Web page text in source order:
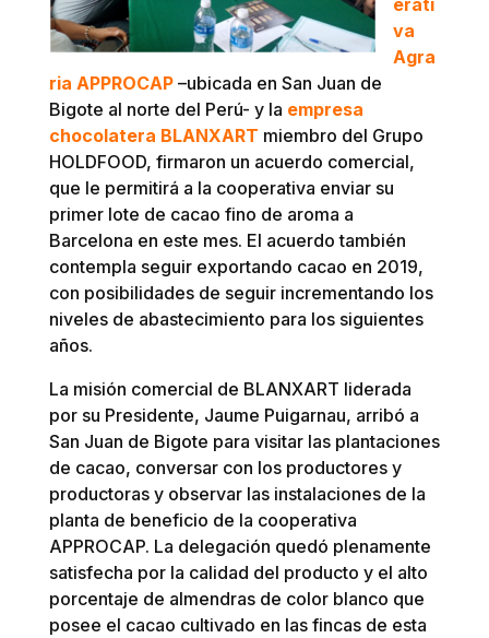
erati
va
Agra
ria APPROCAP–ubicada en San Juan de
Bigote al norte del Perú- y la empresa
chocolatera BLANXART miembro del Grupo
HOLDFOOD, firmaron un acuerdo comercial,
que le permitirá a la cooperativa enviar su
primer lote de cacao fino de aroma a
Barcelona en este mes. El acuerdo también
contempla seguir exportando cacao en 2019,
con posibilidades de seguir incrementando los
niveles de abastecimiento para los siguientes
años.
La misión comercial de BLANXART liderada
por su Presidente, Jaume Puigarnau, arribó a
San Juan de Bigote para visitar las plantaciones
de cacao, conversar con los productores y
productoras y observar las instalaciones de la
planta de beneficio de la cooperativa
APPROCAP. La delegación quedó plenamente
satisfecha por la calidad del producto y el alto
porcentaje de almendras de color blanco que
posee el cacao cultivado en las fincas de esta